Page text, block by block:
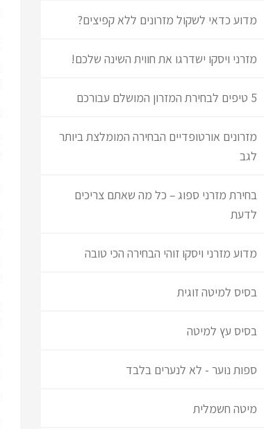
מדוע כדאי לשקול מזרונים ללא קפיצים?
מזרני ויסקו ישדרגו את חווית השינה שלכם!
5 טיפים לבחירת המזרון המושלם עבורכם
מזרונים אורטופדיים הבחירה המומלצת ביותר
לגב
בחירת מזרני ספוג – כל מה שאתם צריכים
לדעת
מדוע מזרני ויסקו זוהי הבחירה הכי טובה
בסיס למיטה זוגית
בסיס עץ למיטה
ספות נוער - לא לנערים בלבד
מיטה חשמלית